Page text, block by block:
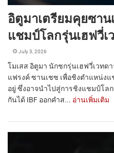
อิตูมาเตรียมคุยซา
แชมป์โลกรุ่นเฮฟวี่เ
July 3, 2026
โมเสส อิตูมา นักชกรุ่นเฮฟวี่เวทด
แฟรงค์ ซานเชซ เพื่อชิงตำแหน่งแ
อยู่ ซึ่งอาจนำไปสู่การชิงแชมป์โล
กันได้ IBF ออกคำส... อ่านเพิ่มเติม